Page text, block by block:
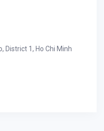
District 1, Ho Chi Minh